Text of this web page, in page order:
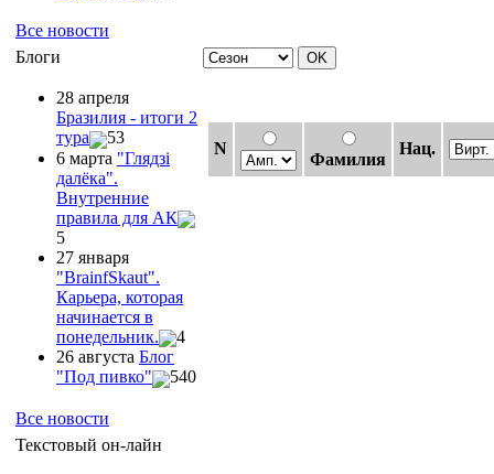
Все новости
Блоги
28 апреля
Бразилия - итоги 2
тура
53
6 марта "Глядзi
далёка".
Внутренние
правила для АК
5
27 января
"ВrainfSkaut".
Карьера, которая
начинается в
понедельник.
4
26 августа Блог
"Под пивко"
540
Все новости
Текстовый он-лайн
N
Фамилия
Нац.